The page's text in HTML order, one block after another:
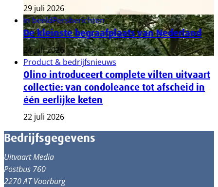
29 juli 2026
In beeldPersberichten
De kleinste begraafplaats van Nederland
24 juli 2026
Product & bedrijfsnieuws
Olino introduceert complete vilten uitvaart
collectie: van condoleance tot afscheid in
één eerlijke keten
22 juli 2026
Bedrijfsgegevens
Uitvaart Media
Postbus 760
2270 AT Voorburg